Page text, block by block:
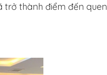
trở thành điểm đến quen